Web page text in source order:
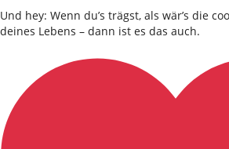
Und hey: Wenn du’s trägst, als wär’s die
deines Lebens – dann ist es das auch.